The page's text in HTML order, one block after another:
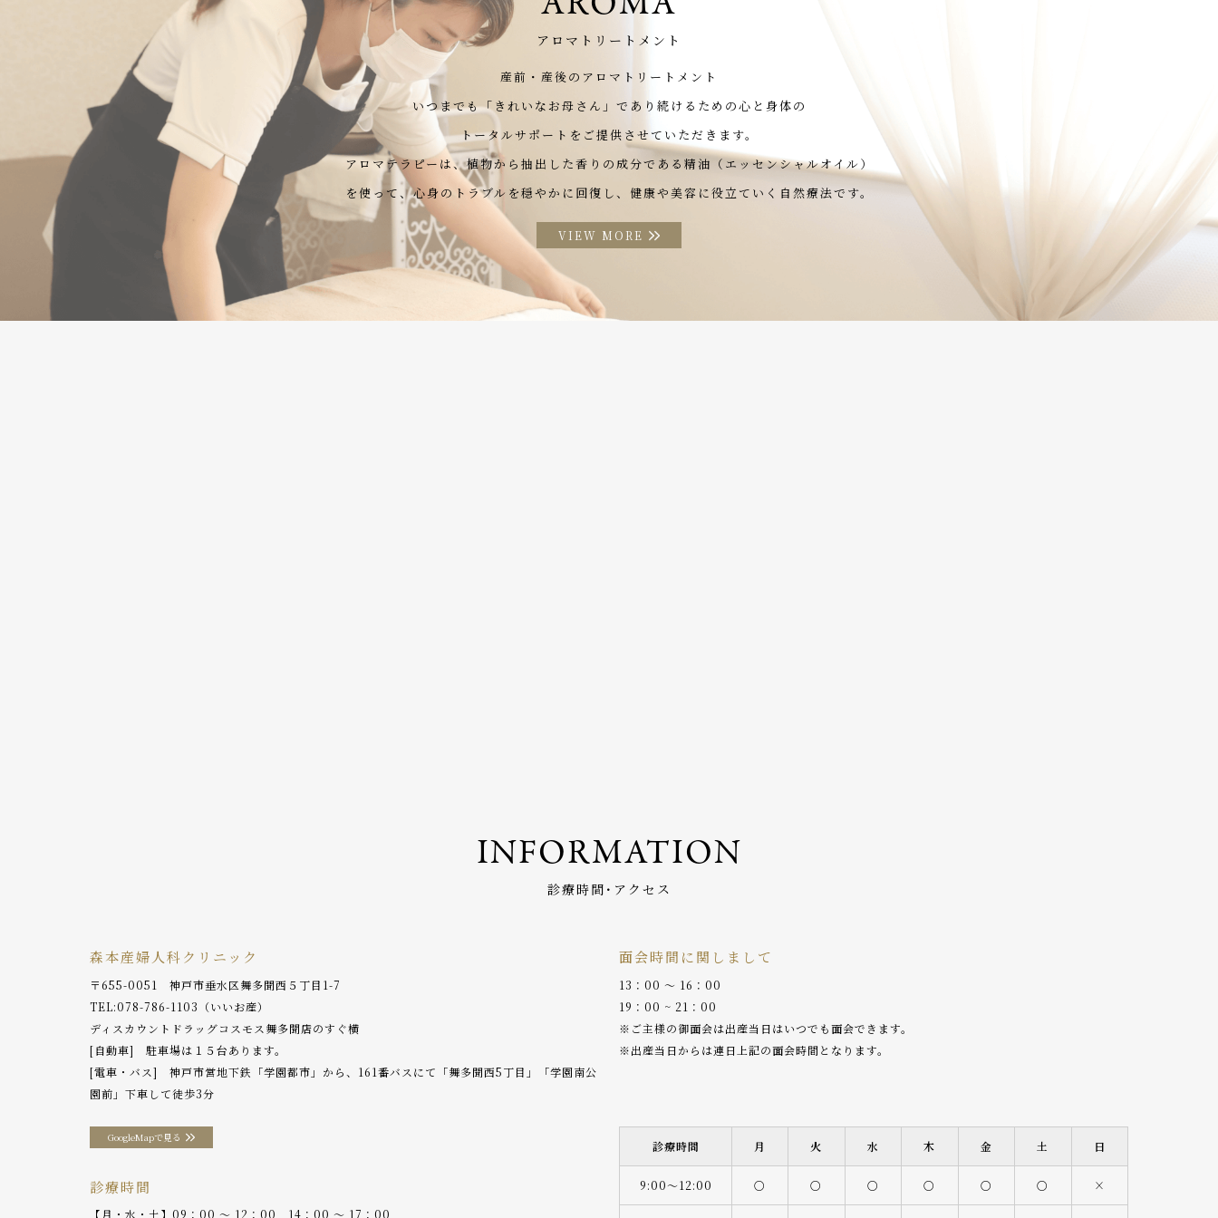
アロマトリートメント
産前・産後のアロマトリートメント
いつまでも「きれいなお母さん」 であり続けるための心と身体の
トータルサポートをご提供させていただきます。
アロマテラピーは、植物から抽出した香りの成分である精油（エッセンシャルオイル）
を使って、心身のトラブルを穏やかに回復し、 健康や美容に役立ていく自然療法です。
VIEW MORE
INFORMATION
診療時間･アクセス
森本産婦人科クリニック
〒655-0051 神戸市垂水区舞多聞西５丁目1-7
TEL:078-786-1103 （いいお産）
ディスカウントドラッグコスモス舞多聞店のすぐ横
[自動車] 駐車場は１５台あります。
[電車・バス] 神戸市営地下鉄「学園都市」から、161番バスにて「舞多聞西5丁目」「学園南公
園前」下車して徒歩3分
GoogleMapで見る
診療時間
【月・水・土】09：00 〜 12：00 , 14：00 〜 17：00
面会時間に関しまして
13：00 〜 16：00
19：00 ~ 21：00
※ご主様の御面会は出産当日はいつでも面会できます。
※出産当日からは連日上記の面会時間となります。
診療時間 月 火 水 木 金 土 日
9:00〜12:00 ○ ○ ○ ○ ○ ○ ×